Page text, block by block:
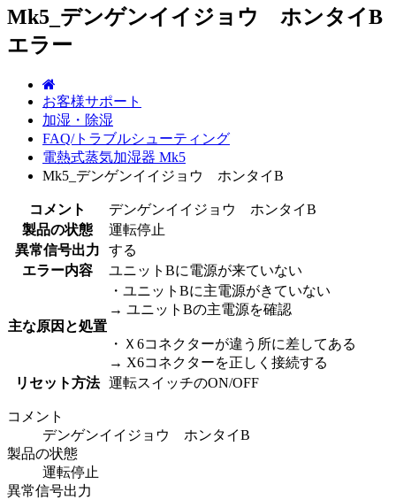
Mk5_デンゲンイイジョウ ホンタイB
エラー
お客様サポート
加湿・除湿
FAQ/トラブルシューティング
電熱式蒸気加湿器 Mk5
Mk5_デンゲンイイジョウ ホンタイB
コメント
デンゲンイイジョウ ホンタイB
製品の状態
運転停止
異常信号出力
する
エラー内容
ユニットBに電源が来ていない
主な原因と処置
・ユニットBに主電源がきていない
→ ユニットBの主電源を確認
・Ｘ6コネクターが違う所に差してある
→ X6コネクターを正しく接続する
リセット方法 運転スイッチのON/OFF
コメント
デンゲンイイジョウ ホンタイB
製品の状態
運転停止
異常信号出力